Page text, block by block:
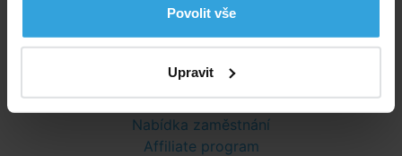
Povolit vše
Upravit
Informace
Nastavení cookies
Poradna
Nabídka zaměstnání
Affiliate program